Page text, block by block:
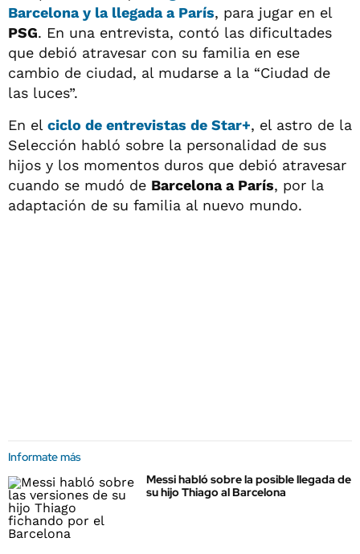
Barcelona y la llegada a París, para jugar en el
PSG. En una entrevista, contó las dificultades
que debió atravesar con su familia en ese
cambio de ciudad, al mudarse a la “Ciudad de
las luces”.
En el ciclo de entrevistas de Star+, el astro de la
Selección habló sobre la personalidad de sus
hijos y los momentos duros que debió atravesar
cuando se mudó de Barcelona a París, por la
adaptación de su familia al nuevo mundo.
Informate más
Messi habló sobre la posible llegada de
su hijo Thiago al Barcelona